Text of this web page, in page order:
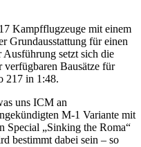
Kampfflugzeuge mit einem
Grundausstattung für einen
setzt sich die
Bausätze für
217 in 1:48.
uns ICM an
M-1 Variante mit
Special „Sinking the Roma“
bestimmt dabei sein – so